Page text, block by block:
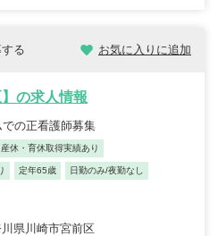
る お気に入りに追加
の求人情報
の正看護師募集
産休・育休取得実績あり
定年65歳 日勤のみ/夜勤なし
県川崎市宮前区